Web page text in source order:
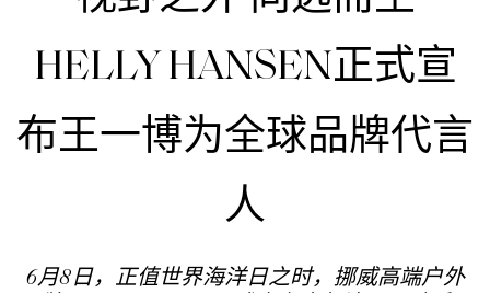
HELLY HANSEN正式宣
布王一博为全球品牌代言
人
6月8日，正值世界海洋日之时，挪威高端户外